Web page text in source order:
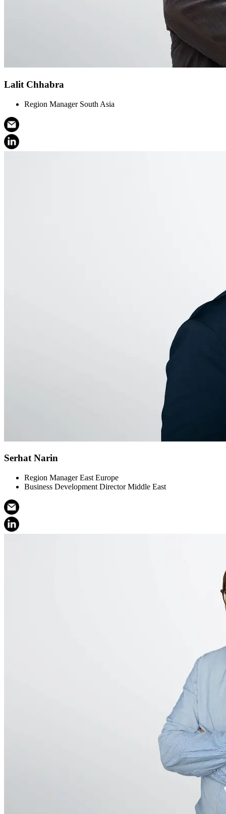
Lalit Chhabra
Region Manager South Asia
Serhat Narin
Region Manager East Europe
Business Development Director Middle East